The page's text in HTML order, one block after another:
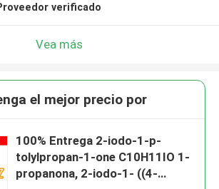
verificado
Vea más
el mejor precio por
100% Entrega 2-iodo-1-p-
tolylpropan-1-one C10H11IO 1-
propanona, 2-iodo-1- ((4-